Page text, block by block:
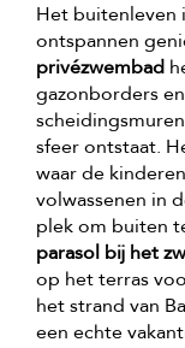
Het buitenleven
ontspannen
privézwembad
gazonborders
sfeer ontstaat.
waar de
volwassenen in
plek om buiten
parasol bij het
op het terras
het strand van
een echte